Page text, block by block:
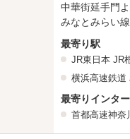
中華街延手門
みなとみらい
最寄り駅
JR東日本 JR
横浜高速鉄道
最寄りインタ
首都高速神奈